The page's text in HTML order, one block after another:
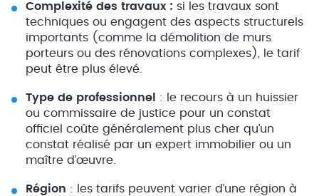
Complexité des travaux : si les travaux sont
techniques ou engagent des aspects structurels
importants (comme la démolition de murs
porteurs ou des rénovations complexes), le tarif
peut être plus élevé.
Type de professionnel : le recours à un huissier
ou commissaire de justice pour un constat
officiel coûte généralement plus cher qu’un
constat réalisé par un expert immobilier ou un
maître d’œuvre.
Région : les tarifs peuvent varier d’une région à